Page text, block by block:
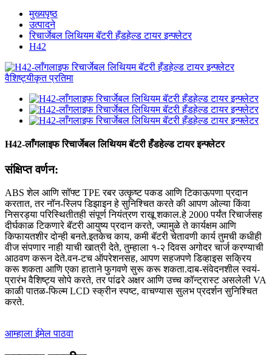
मुख्यपृष्ठ
उत्पादने
रिचार्जेबल लिथियम बॅटरी हँडहेल्ड टायर इन्फ्लेटर
H42
H42-लाँगलाइफ रिचार्जेबल लिथियम बॅटरी हँडहेल्ड टायर इन्फ्लेटर
संक्षिप्त वर्णन:
ABS शेल आणि सॉफ्ट TPE रबर उत्कृष्ट पकड आणि टिकाऊपणा प्रदान
करतात, तर नॉन-स्लिप डिझाइन हे सुनिश्चित करते की आपण ओल्या किंवा
निसरड्या परिस्थितीतही संपूर्ण नियंत्रण राखू शकाल.हे 2000 पर्यंत रिचार्जसह
दीर्घकाळ टिकणारे बॅटरी आयुष्य प्रदान करते, ज्यामुळे ते कार्यक्षम आणि
किफायतशीर दोन्ही बनते.इतकेच काय, कमी बॅटरी चेतावणी कार्य तुमची कधीही
वीज संपणार नाही याची खात्री देते, तुम्हाला १-२ दिवस अगोदर चार्ज करण्याची
आठवण करून देते.वन-टच ऑपरेशनसह, आपण सहजपणे डिव्हाइस सक्रिय
करू शकता आणि एका हाताने फुगवणे सुरू करू शकता.दाब-संवेदनशील स्वयं-
प्रारंभ वैशिष्ट्य सोपे करते, तर पांढरे अक्षर आणि उच्च कॉन्ट्रास्ट असलेली VA
काळी पातळ-फिल्म LCD स्क्रीन स्पष्ट, वाचण्यास सुलभ प्रदर्शन सुनिश्चित
करते.
आम्हाला ईमेल पाठवा